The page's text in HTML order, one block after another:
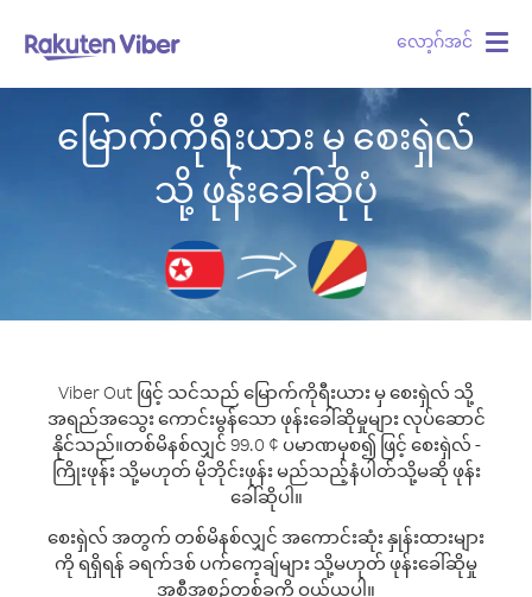
လော့ဂ်အင်
မြောက်ကိုရီးယား မှ စေးရှဲလ်
သို့ ဖုန်းခေါ်ဆိုပုံ
Viber Out ဖြင့် သင်သည် မြောက်ကိုရီးယား မှ စေးရှဲလ် သို့
အရည်အသွေး ကောင်းမွန်သော ဖုန်းခေါ်ဆိုမှုများ လုပ်ဆောင်
နိုင်သည်။တစ်မိနစ်လျှင် 99.0 ¢ ပမာဏမှစ၍ ဖြင့် စေးရှဲလ် -
ကြိုးဖုန်း သို့မဟုတ် မိုဘိုင်းဖုန်း မည်သည့်နံပါတ်သို့မဆို ဖုန်း
ခေါ်ဆိုပါ။
စေးရှဲလ် အတွက် တစ်မိနစ်လျှင် အကောင်းဆုံး နှုန်းထားများ
ကို ရရှိရန် ခရက်ဒစ် ပက်ကေ့ချ်များ သို့မဟုတ် ဖုန်းခေါ်ဆိုမှု
အစီအစဉ်တစ်ခုကို ဝယ်ယူပါ။